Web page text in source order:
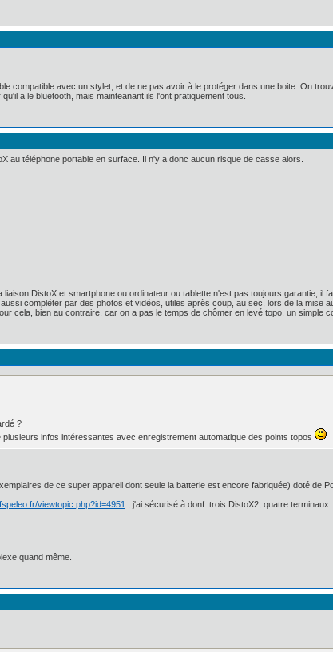
compatible avec un stylet, et de ne pas avoir à le protéger dans une boite. On
a le bluetooth, mais mainteanant ils l'ont pratiquement tous.
au téléphone portable en surface. Il n'y a donc aucun risque de casse alors.
DistoX et smartphone ou ordinateur ou tablette n'est pas toujours garantie, il
compléter par des photos et vidéos, utiles après coup, au sec, lors de la mise
cela, bien au contraire, car on a pas le temps de chômer en levé topo, un simple
?
infos intéressantes avec enregistrement automatique des points topos
de ce super appareil dont seule la batterie est encore fabriquée) doté de
viewtopic.php?id=4951 , j'ai sécurisé à donf: trois DistoX2, quatre terminaux ...
quand même.